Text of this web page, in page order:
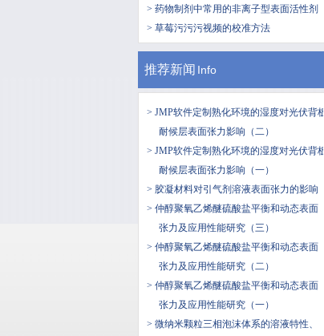
> 药物制剂中常用的非离子型表面活性剂
> 草莓污污污视频的校准方法
推荐新闻 Info
> JMP软件定制熟化环境的湿度对光伏背板
耐候层表面张力影响（二）
> JMP软件定制熟化环境的湿度对光伏背板
耐候层表面张力影响（一）
> 胶凝材料对引气剂溶液表面张力的影响
> 仲醇聚氧乙烯醚硫酸盐平衡和动态表面
张力及应用性能研究（三）
> 仲醇聚氧乙烯醚硫酸盐平衡和动态表面
张力及应用性能研究（二）
> 仲醇聚氧乙烯醚硫酸盐平衡和动态表面
张力及应用性能研究（一）
> 微纳米颗粒三相泡沫体系的溶液特性、